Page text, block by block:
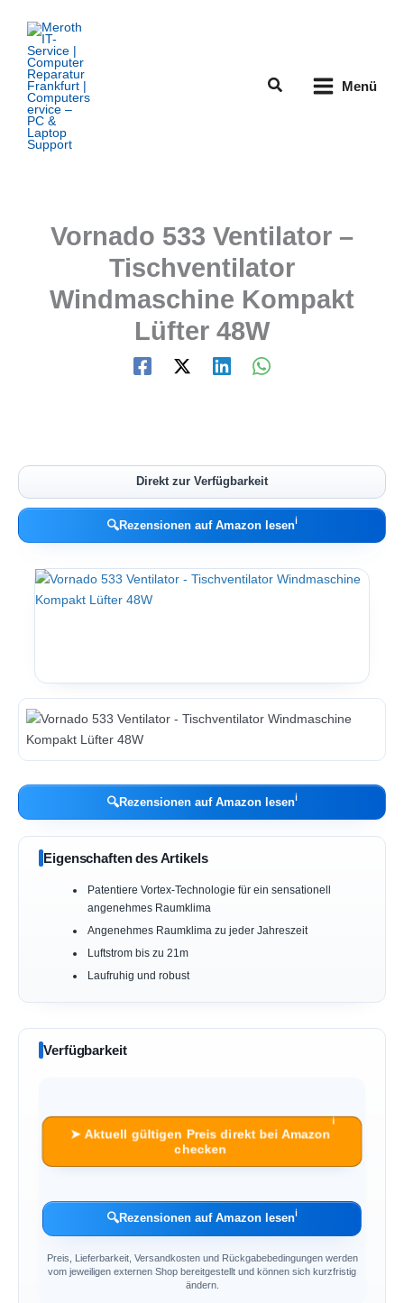
Inhalt
springen
Suchen Menü
Vornado 533 Ventilator –
Tischventilator
Windmaschine Kompakt
Lüfter 48W
Direkt zur Verfügbarkeit
🔍Rezensionen auf Amazon lesenℹ︎
🔍Rezensionen auf Amazon lesenℹ︎
Eigenschaften des Artikels
Patentiere Vortex-Technologie für ein sensationell
angenehmes Raumklima
Angenehmes Raumklima zu jeder Jahreszeit
Luftstrom bis zu 21m
Laufruhig und robust
Verfügbarkeit
➤ Aktuell gültigen Preis direkt bei Amazon
checken
ℹ︎
🔍Rezensionen auf Amazon lesenℹ︎
Preis, Lieferbarkeit, Versandkosten und Rückgabebedingungen werden
vom jeweiligen externen Shop bereitgestellt und können sich kurzfristig
ändern.